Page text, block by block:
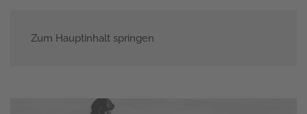
Zum Hauptinhalt springen